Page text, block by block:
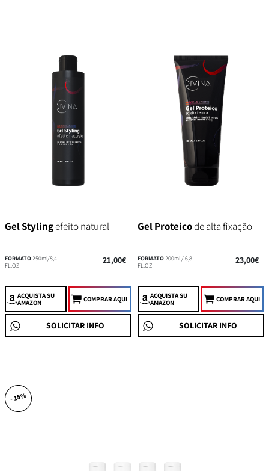
Gel Stylingefeito natural
FORMATO250ml/8,4
FL.OZ
21,00€
ACQUISTASU
AMAZON
COMPRAR AQUI
SOLICITAR INFO
Gel Proteicode alta fixação
FORMATO200ml / 6,8
FL.OZ
23,00€
ACQUISTASU
AMAZON
COMPRAR AQUI
SOLICITAR INFO
- 15%